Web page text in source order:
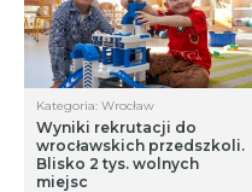
Kategoria: Wrocław
Wyniki rekrutacji do
wrocławskich przedszkoli.
Blisko 2 tys. wolnych
miejsc